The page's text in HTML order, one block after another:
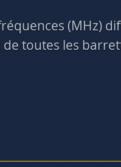
(MHz)
toutes les